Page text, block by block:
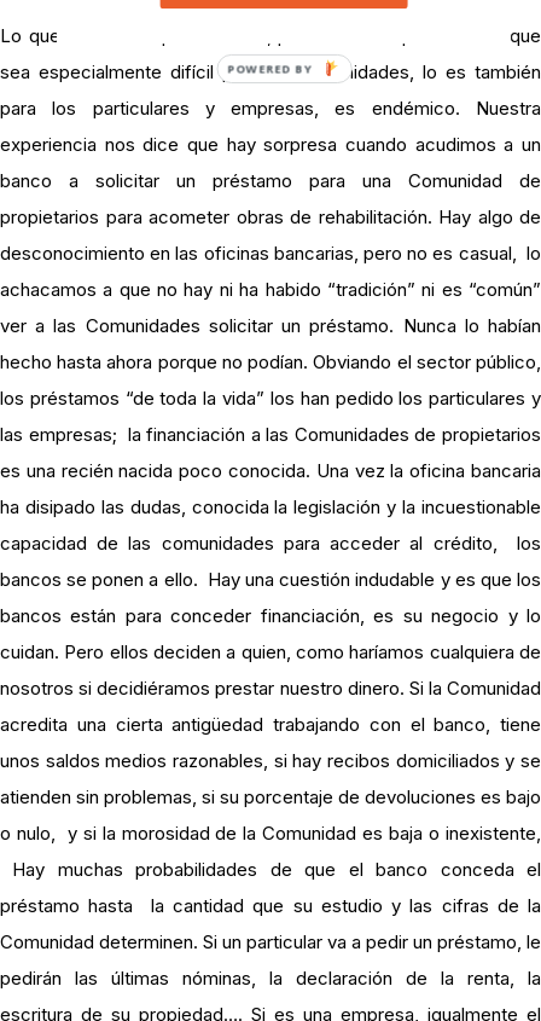
Lo que ocurre es que no están, pero se les espera. No es que
sea especialmente difícil para las comunidades, lo es también
para los particulares y empresas, es endémico. Nuestra
experiencia nos dice que hay sorpresa cuando acudimos a un
banco a solicitar un préstamo para una Comunidad de
propietarios para acometer obras de rehabilitación. Hay algo de
desconocimiento en las oficinas bancarias, pero no es casual, lo
achacamos a que no hay ni ha habido “tradición” ni es “común”
ver a las Comunidades solicitar un préstamo. Nunca lo habían
hecho hasta ahora porque no podían. Obviando el sector público,
los préstamos “de toda la vida” los han pedido los particulares y
las empresas; la financiación a las Comunidades de propietarios
es una recién nacida poco conocida. Una vez la oficina bancaria
ha disipado las dudas, conocida la legislación y la incuestionable
capacidad de las comunidades para acceder al crédito, los
bancos se ponen a ello. Hay una cuestión indudable y es que los
bancos están para conceder financiación, es su negocio y lo
cuidan. Pero ellos deciden a quien, como haríamos cualquiera de
nosotros si decidiéramos prestar nuestro dinero. Si la Comunidad
acredita una cierta antigüedad trabajando con el banco, tiene
unos saldos medios razonables, si hay recibos domiciliados y se
atienden sin problemas, si su porcentaje de devoluciones es bajo
o nulo, y si la morosidad de la Comunidad es baja o inexistente,
Hay muchas probabilidades de que el banco conceda el
préstamo hasta la cantidad que su estudio y las cifras de la
Comunidad determinen. Si un particular va a pedir un préstamo, le
pedirán las últimas nóminas, la declaración de la renta, la
escritura de su propiedad…. Si es una empresa, igualmente el
POWERED BY